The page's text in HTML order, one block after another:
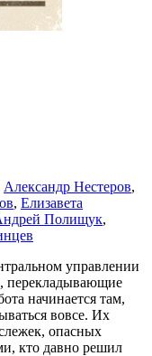
Александр Нестеров,
, Елизавета
Полищук,
управлении
перекладывающие
начинается там,
вовсе. Их
опасных
кто давно решил